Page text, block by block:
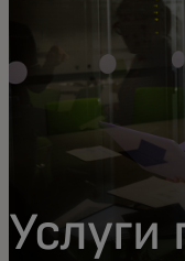
Новости и
Услуги